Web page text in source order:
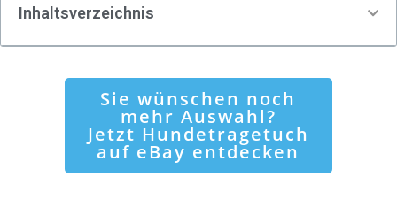
Inhaltsverzeichnis
Sie wünschen noch
mehr Auswahl?
Jetzt Hundetragetuch
auf eBay entdecken